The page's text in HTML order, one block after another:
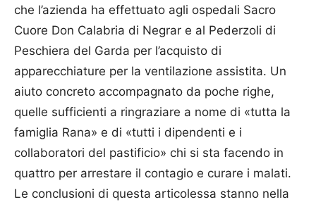
che l’azienda ha effettuato agli ospedali Sacro
Cuore Don Calabria di Negrar e al Pederzoli di
Peschiera del Garda per l’acquisto di
apparecchiature per la ventilazione assistita. Un
aiuto concreto accompagnato da poche righe,
quelle sufficienti a ringraziare a nome di «tutta la
famiglia Rana» e di «tutti i dipendenti e i
collaboratori del pastificio» chi si sta facendo in
quattro per arrestare il contagio e curare i malati.
Le conclusioni di questa articolessa stanno nella